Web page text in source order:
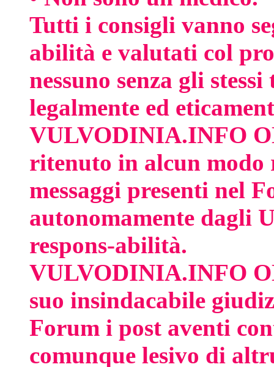
Tutti i consigli vanno
abilità e valutati col
nessuno senza gli
legalmente ed
VULVODINIA.INFO
ritenuto in alcun modo
messaggi presenti nel
autonomamente dagli
respons-abilità.
VULVODINIA.INFO
suo insindacabile
Forum i post aventi
comunque lesivo di